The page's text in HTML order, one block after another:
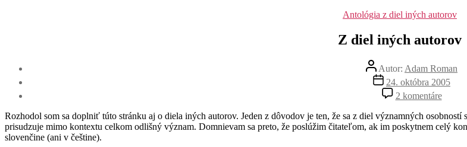
Kategórie
Antológia z diel iných autorov
Z diel iných autorov
Autor
článku
Autor: Adam Roman
Dátum
článku
24. októbra 2005
2 komentárena
Z
diel
iných
autorov
Rozhodol som sa doplniť túto stránku aj o diela iných autorov. Jeden z dôvodov je ten, že sa z diel významných
prisudzuje mimo kontextu celkom odlišný význam. Domnievam sa preto, že poslúžim čitateľom, ak im poskytnem celý
slovenčine (ani v češtine).